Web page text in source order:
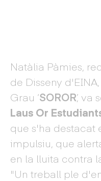
Natàlia Pàmies,
de Disseny
Grau ‘SOROR’,
Laus Or
que s'ha destacat
impulsiu, que
en la lluita contra
"Un treball ple